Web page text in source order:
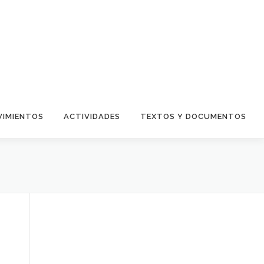
ACTIVIDADES TEXTOS Y DOCUMENTOS